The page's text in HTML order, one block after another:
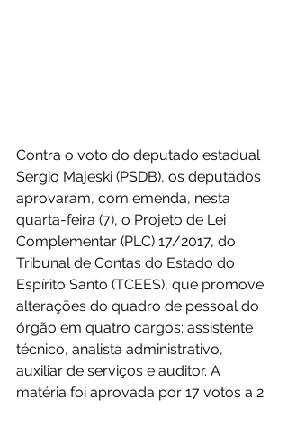
Contra o voto do deputado estadual
Sergio Majeski (PSDB), os deputados
aprovaram, com emenda, nesta
quarta-feira (7), o Projeto de Lei
Complementar (PLC) 17/2017, do
Tribunal de Contas do Estado do
Espírito Santo (TCEES), que promove
alterações do quadro de pessoal do
órgão em quatro cargos: assistente
técnico, analista administrativo,
auxiliar de serviços e auditor. A
matéria foi aprovada por 17 votos a 2.